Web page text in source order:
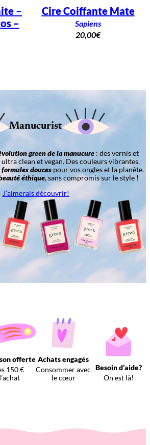
–
–
Cire Coiffante Mate
Sapiens
20,00€
Manucurist
green de la manucure: des vernis et
clean et vegan. Des couleurs vibrantes,
formules douces pour vos ongles et la planète.
éthique, sans compromis sur le style !
J’aimerais découvrir!
offerte
150 €
Achats engagés
Consommer avec
le cœur
Besoin d’aide?
On est là!